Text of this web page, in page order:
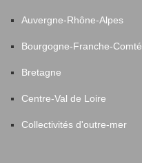
Auvergne-Rhône-Alpes
Bourgogne-Franche-Comté
Bretagne
Centre-Val de Loire
Collectivités d'outre-mer